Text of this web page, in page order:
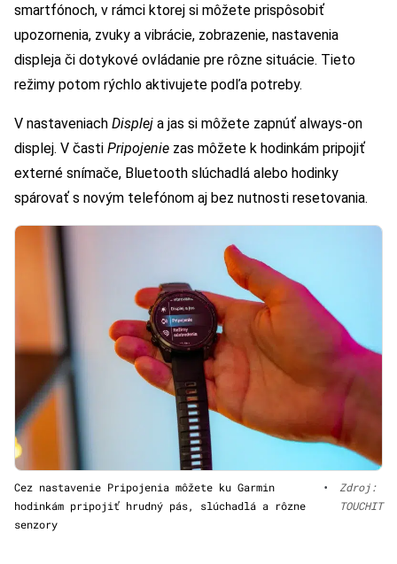
smartfónoch, v rámci ktorej si môžete prispôsobiť
upozornenia, zvuky a vibrácie, zobrazenie, nastavenia
displeja či dotykové ovládanie pre rôzne situácie. Tieto
režimy potom rýchlo aktivujete podľa potreby.
V nastaveniach Displej a jas si môžete zapnúť always-on
displej. V časti Pripojenie zas môžete k hodinkám pripojiť
externé snímače, Bluetooth slúchadlá alebo hodinky
spárovať s novým telefónom aj bez nutnosti resetovania.
Cez nastavenie Pripojenia môžete ku Garmin
hodinkám pripojiť hrudný pás, slúchadlá a rôzne
senzory
•
Zdroj:
TOUCHIT